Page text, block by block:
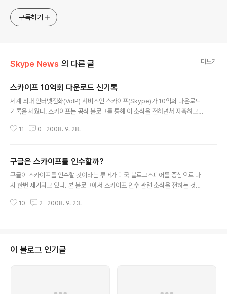
구독하기
Skype News 의 다른 글 더보기
스카이프 10억회 다운로드 신기록
세계 최대 인터넷전화(VoIP) 서비스인 스카이프(Skype)가 10억회 다운로드
기록을 세웠다. 스카이프는 공식 블로그를 통해 이 소식을 전하면서 자축하고
007년 2월에 5억회 다운로드를 기록한 바 있고.. 이번에 19개월만에 다시 5억
는데.. 정말 사람들이 많이 쓰는 것 같다. 과연 어떤 사업자가 이 기록을 깰 수 있
을지.. 지금과 같은 추세라면 자신이 계속 기록을 깨는 것 외에.. 경쟁자가 없을
것 같은 분위기다. 요즘 스카이프의 화두는 단연 모바일이다. PC에서 시작한 ..
11 0 2008. 9. 28.
구글은 스카이프를 인수할까?
구글이 스카이프를 인수할 것이라는 루머가 미국 블로그스피어를 중심으로 다
시 한번 제기되고 있다. 본 블로그에서 스카이프 인수 관련 소식을 전하는 것이,
롯해서 3스카이프폰 서비스를 제공하고 있는 홍콩의 허치슨 그룹 등인데, 이번
온 상태이다. 지난 분기 매출이 약 1억4천만달러(약 1,400억원)니까.. 올해 전
체 매출은 약 6억달러(6,000억원)에 이를 전망이다. 매출 증가율 등을 고려하
10 2 2008. 9. 23.
이 블로그 인기글